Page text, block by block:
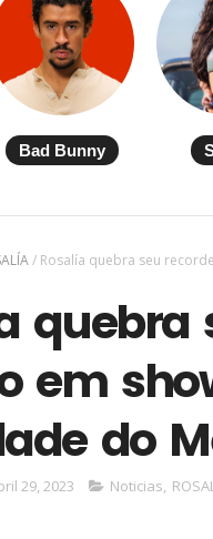
Bad Bunny
/ Rosalía quebra seu
quebra
em
do
29, 2023 Noticias,